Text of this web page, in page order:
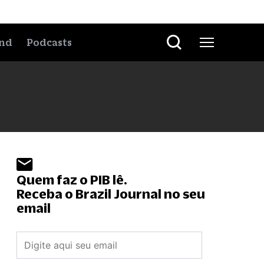
Podcasts
Quem faz o PIB lê.
Receba o Brazil Journal no seu
email